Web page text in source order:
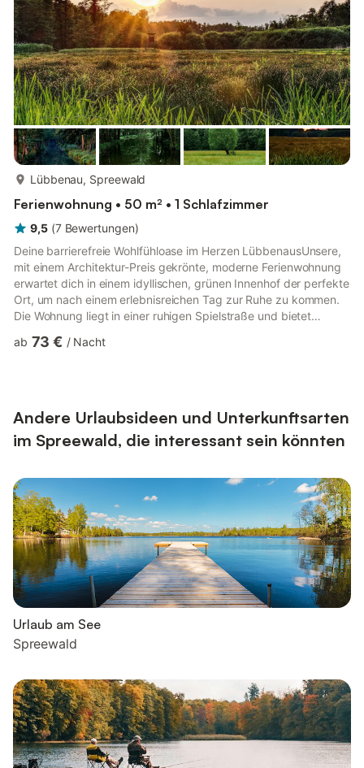
Hofladen und mehrere Gaststätt...
Lübbenau, Spreewald
Ferienwohnung • 50 m² • 1 Schlafzimmer
9,5 (7 Bewertungen)
Deine barrierefreie Wohlfühloase im Herzen LübbenausUnsere,
mit einem Architektur-Preis gekrönte, moderne Ferienwohnung
erwartet dich in einem idyllischen, grünen Innenhof der perfekte
Ort, um nach einem erlebnisreichen Tag zur Ruhe zu kommen.
Die Wohnung liegt in einer ruhigen Spielstraße und bietet
und einem gemütlichen Bäcker ist in nur 5 Minuten bequem zu
Spreewald...
ab 73 € / Nacht
Andere Urlaubsideen und Unterkunftsarten
im Spreewald, die interessant sein könnten
Urlaub am See
Spreewald